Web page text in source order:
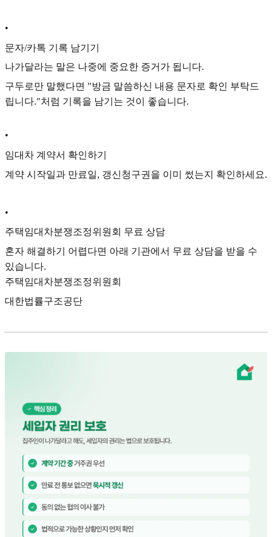
•
문자/카톡 기록 남기기
나가달라는 말은 나중에 중요한 증거가 됩니다.
구두로만 말했다면 "방금 말씀하신 내용 문자로 확인 부탁드
립니다."처럼 기록을 남기는 것이 좋습니다.
•
임대차 계약서 확인하기
계약 시작일과 만료일, 갱신청구권을 이미 썼는지 확인하세요.
•
주택임대차분쟁조정위원회 무료 상담
혼자 해결하기 어렵다면 아래 기관에서 무료 상담을 받을 수
있습니다.
주택임대차분쟁조정위원회
대한법률구조공단